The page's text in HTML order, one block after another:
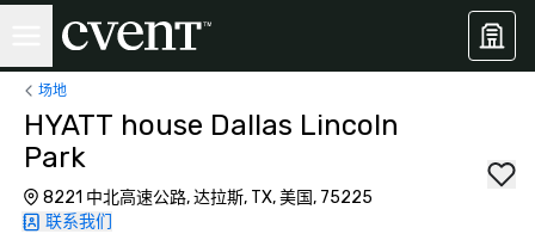
场地
HYATT house Dallas Lincoln
Park
8221 中北高速公路, 达拉斯, TX, 美国, 75225
联系我们